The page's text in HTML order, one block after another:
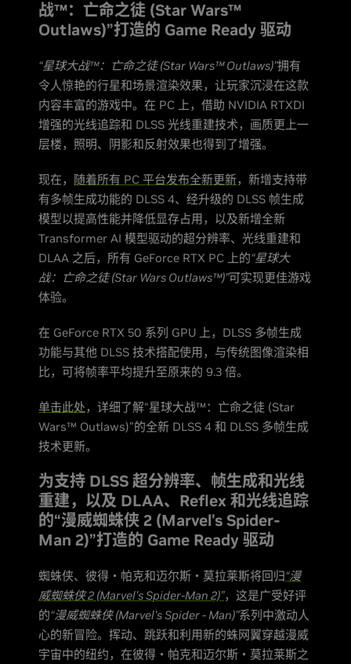
战™：亡命之徒 (Star Wars™
Outlaws)”打造的 Game Ready 驱动
“星球大战™：亡命之徒 (Star Wars™ Outlaws)”拥有
令人惊艳的行星和场景渲染效果，让玩家沉浸在这款
内容丰富的游戏中。在 PC 上，借助 NVIDIA RTXDI
增强的光线追踪和 DLSS 光线重建技术，画质更上一
层楼，照明、阴影和反射效果也得到了增强。
现在， 随着所有 PC 平台发布全新更新，新增支持带
有多帧生成功能的 DLSS 4、经升级的 DLSS 帧生成
模型以提高性能并降低显存占用，以及新增全新
Transformer AI 模型驱动的超分辨率、光线重建和
DLAA 之后，所有 GeForce RTX PC 上的“星球大
战：亡命之徒 (Star Wars Outlaws™)”可实现更佳游戏
体验。
在 GeForce RTX 50 系列 GPU 上，DLSS 多帧生成
功能与其他 DLSS 技术搭配使用，与传统图像渲染相
比，可将帧率平均提升至原来的 9.3 倍。
单击此处，详细了解“星球大战™：亡命之徒 (Star
Wars™ Outlaws)”的全新 DLSS 4 和 DLSS 多帧生成
技术更新。
为支持 DLSS 超分辨率、帧生成和光线
重建，以及 DLAA、Reflex 和光线追踪
的“漫威蜘蛛侠 2 (Marvel's Spider-
Man 2)”打造的 Game Ready 驱动
蜘蛛侠、彼得・帕克和迈尔斯・莫拉莱斯将回归“漫
威蜘蛛侠 2 (Marvel's Spider-Man 2)”，这是广受好评
的“漫威蜘蛛侠 (Marvel's Spider - Man)”系列中激动人
心的新冒险。挥动、跳跃和利用新的蛛网翼穿越漫威
宇宙中的纽约，在彼得・帕克和迈尔斯・莫拉莱斯之